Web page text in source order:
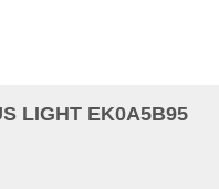
LIGHT EK0A5B95